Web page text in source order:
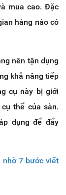
mua cao. Đặc
hàng nào có
nên tận dụng
khả năng tiếp
cụ này bị giới
thể của sàn.
dụng để đẩy
nhờ 7 bước viết